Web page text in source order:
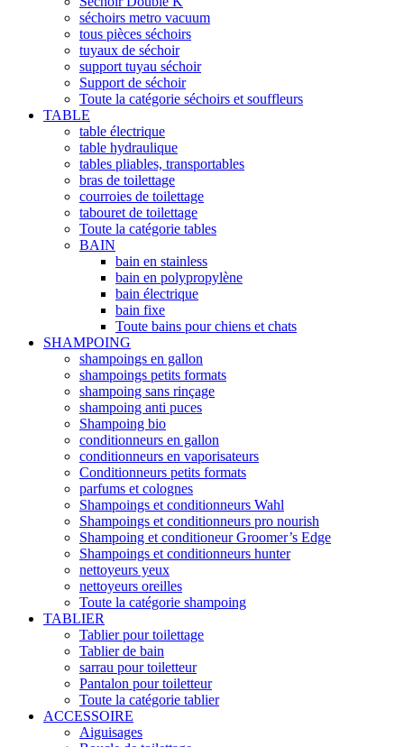
séchoirs metro vacuum
tous pièces séchoirs
tuyaux de séchoir
support tuyau séchoir
Support de séchoir
Toute la catégorie séchoirs et souffleurs
TABLE
table électrique
table hydraulique
tables pliables, transportables
bras de toilettage
courroies de toilettage
tabouret de toilettage
Toute la catégorie tables
BAIN
bain en stainless
bain en polypropylène
bain électrique
bain fixe
Toute bains pour chiens et chats
SHAMPOING
shampoings en gallon
shampoings petits formats
shampoing sans rinçage
shampoing anti puces
Shampoing bio
conditionneurs en gallon
conditionneurs en vaporisateurs
Conditionneurs petits formats
parfums et colognes
Shampoings et conditionneurs Wahl
Shampoings et conditionneurs pro nourish
Shampoing et conditioneur Groomer’s Edge
Shampoings et conditionneurs hunter
nettoyeurs yeux
nettoyeurs oreilles
Toute la catégorie shampoing
TABLIER
Tablier pour toilettage
Tablier de bain
sarrau pour toiletteur
Pantalon pour toiletteur
Toute la catégorie tablier
ACCESSOIRE
Aiguisages